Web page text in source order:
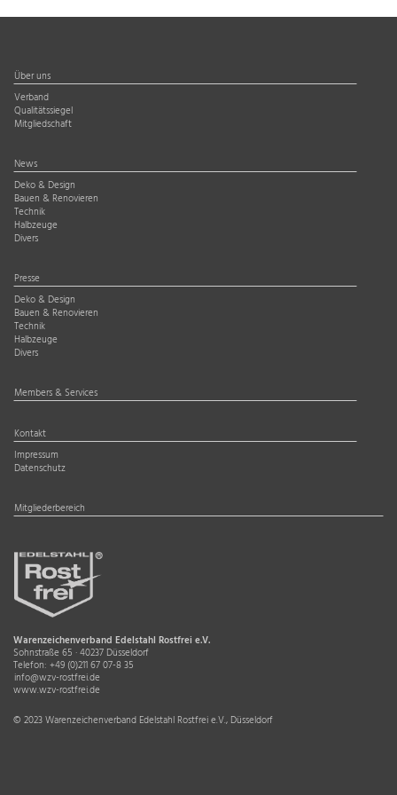
Über uns
Verband
Qualitätssiegel
Mitgliedschaft
News
Deko & Design
Bauen & Renovieren
Technik
Halbzeuge
Divers
Presse
Deko & Design
Bauen & Renovieren
Technik
Halbzeuge
Divers
Members & Services
Kontakt
Impressum
Datenschutz
Mitgliederbereich
Warenzeichenverband Edelstahl Rostfrei e.V.
Sohnstraße 65 · 40237 Düsseldorf
Telefon: +49 (0)211 67 07-8 35
info@wzv-rostfrei.de
www.wzv-rostfrei.de
© 2023 Warenzeichenverband Edelstahl Rostfrei e.V., Düsseldorf